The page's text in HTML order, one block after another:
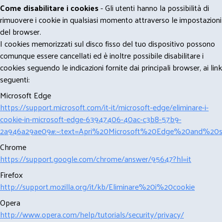
Come disabilitare i cookies- Gli utenti hanno la possibilità di
rimuovere i cookie in qualsiasi momento attraverso le impostazioni
del browser.
I cookies memorizzati sul disco fisso del tuo dispositivo possono
comunque essere cancellati ed è inoltre possibile disabilitare i
cookies seguendo le indicazioni fornite dai principali browser, ai link
seguenti:
Microsoft Edge
https://support.microsoft.com/it-it/microsoft-edge/eliminare-i-
cookie-in-microsoft-edge-63947406-40ac-c3b8-57b9-
Chrome
https://support.google.com/chrome/answer/95647?hl=it
Firefox
http://support.mozilla.org/it/kb/Eliminare%20i%20cookie
Opera
http://www.opera.com/help/tutorials/security/privacy/